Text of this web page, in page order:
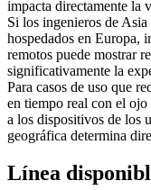
impacta directamente la
Si los ingenieros de
hospedados en Europa,
remotos puede mostrar
significativamente la
Para casos de uso que
en tiempo real con el ojo
a los dispositivos de los
geográfica determina
Línea